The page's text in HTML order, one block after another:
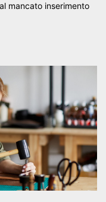
mancato inserimento